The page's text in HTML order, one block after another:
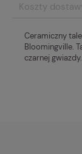
Koszty
Cena nie
Ceramiczny
Bloomingville.
czarnej